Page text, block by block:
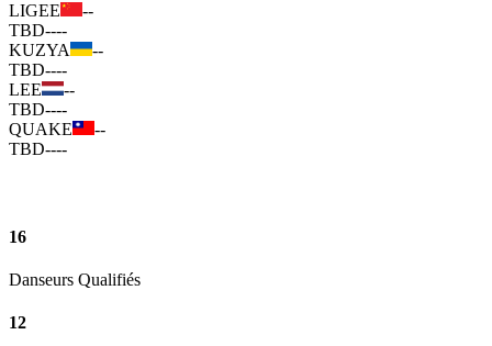
LIGEE
--
TBD----
KUZYA
--
TBD----
LEE
--
TBD----
QUAKE
--
TBD----
16
Danseurs Qualifiés
12